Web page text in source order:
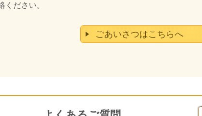
ください。
ごあいさつはこちらへ